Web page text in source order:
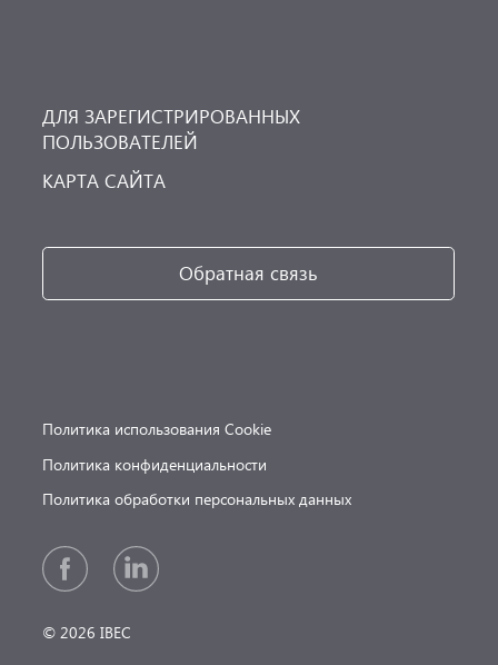
ДЛЯ ЗАРЕГИСТРИРОВАННЫХ
ПОЛЬЗОВАТЕЛЕЙ
КАРТА САЙТА
Обратная связь
Политика использования Cookie
Политика конфиденциальности
Политика обработки персональных данных
© 2026 IBEC